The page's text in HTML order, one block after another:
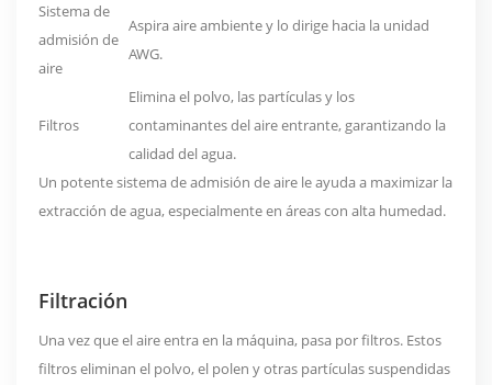
Sistema de
admisión de
aire
Aspira aire ambiente y lo dirige hacia la unidad
AWG.
Filtros
Elimina el polvo, las partículas y los
contaminantes del aire entrante, garantizando la
calidad del agua.
Un potente sistema de admisión de aire le ayuda a maximizar la
extracción de agua, especialmente en áreas con alta humedad.
Filtración
Una vez que el aire entra en la máquina, pasa por filtros. Estos
filtros eliminan el polvo, el polen y otras partículas suspendidas